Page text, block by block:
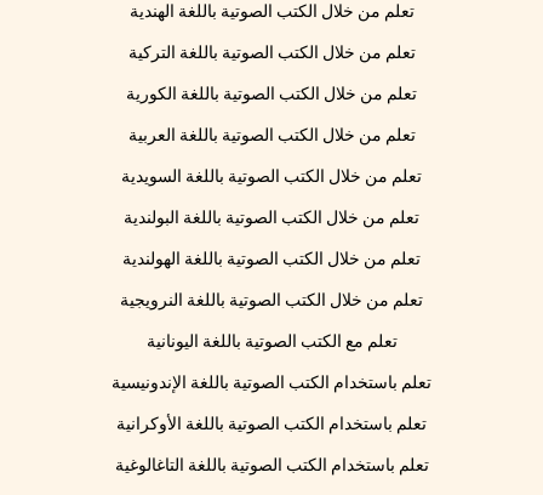
تعلم من خلال الكتب الصوتية باللغة الهندية
تعلم من خلال الكتب الصوتية باللغة التركية
تعلم من خلال الكتب الصوتية باللغة الكورية
تعلم من خلال الكتب الصوتية باللغة العربية
تعلم من خلال الكتب الصوتية باللغة السويدية
تعلم من خلال الكتب الصوتية باللغة البولندية
تعلم من خلال الكتب الصوتية باللغة الهولندية
تعلم من خلال الكتب الصوتية باللغة النرويجية
تعلم مع الكتب الصوتية باللغة اليونانية
تعلم باستخدام الكتب الصوتية باللغة الإندونيسية
تعلم باستخدام الكتب الصوتية باللغة الأوكرانية
تعلم باستخدام الكتب الصوتية باللغة التاغالوغية